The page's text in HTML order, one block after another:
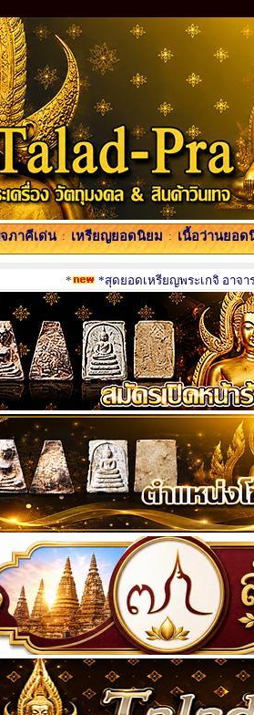
ภาคีเด่น : เหรียญยอดนิยม : เนื้อว่านยอด
* *สุดยอดเหรียญพระเกจิ อาจา